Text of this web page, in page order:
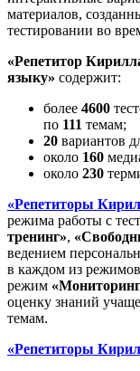
материалов,
тестировании во
«Репетитор
языку» содержит:
более 4600
по 111 темам;
20 вариантов
около 160
около 230
«Репетиторы
режима работы с
тренинг»,
ведением
в каждом из
режим
оценку знаний
темам.
«Репетиторы